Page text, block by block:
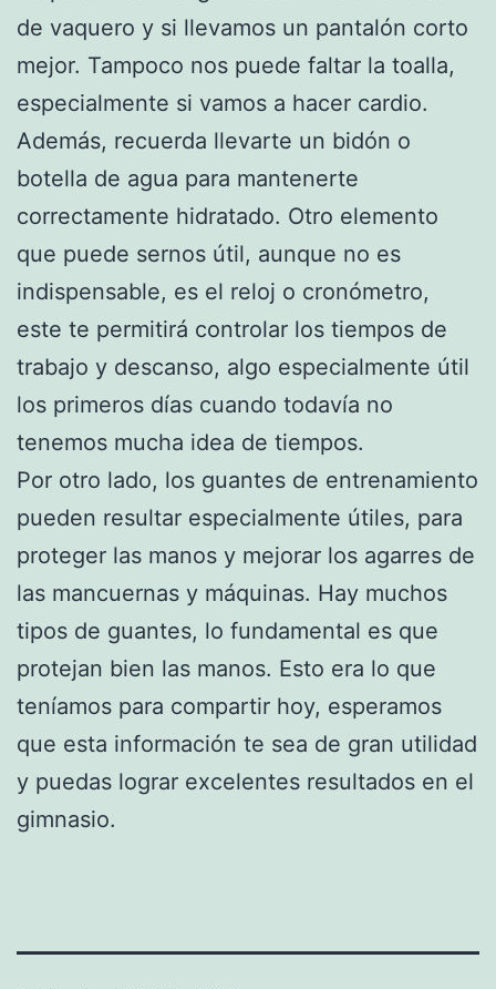
de vaquero y si llevamos un pantalón corto
mejor. Tampoco nos puede faltar la toalla,
especialmente si vamos a hacer cardio.
Además, recuerda llevarte un bidón o
botella de agua para mantenerte
correctamente hidratado. Otro elemento
que puede sernos útil, aunque no es
indispensable, es el reloj o cronómetro,
este te permitirá controlar los tiempos de
trabajo y descanso, algo especialmente útil
los primeros días cuando todavía no
tenemos mucha idea de tiempos.
Por otro lado, los guantes de entrenamiento
pueden resultar especialmente útiles, para
proteger las manos y mejorar los agarres de
las mancuernas y máquinas. Hay muchos
tipos de guantes, lo fundamental es que
protejan bien las manos. Esto era lo que
teníamos para compartir hoy, esperamos
que esta información te sea de gran utilidad
y puedas lograr excelentes resultados en el
gimnasio.